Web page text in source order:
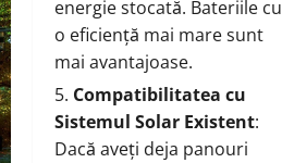
energie stocată. Bateriile cu
o eficiență mai mare sunt
mai avantajoase.
Compatibilitatea cu
Sistemul Solar Existent:
Dacă aveți deja panouri